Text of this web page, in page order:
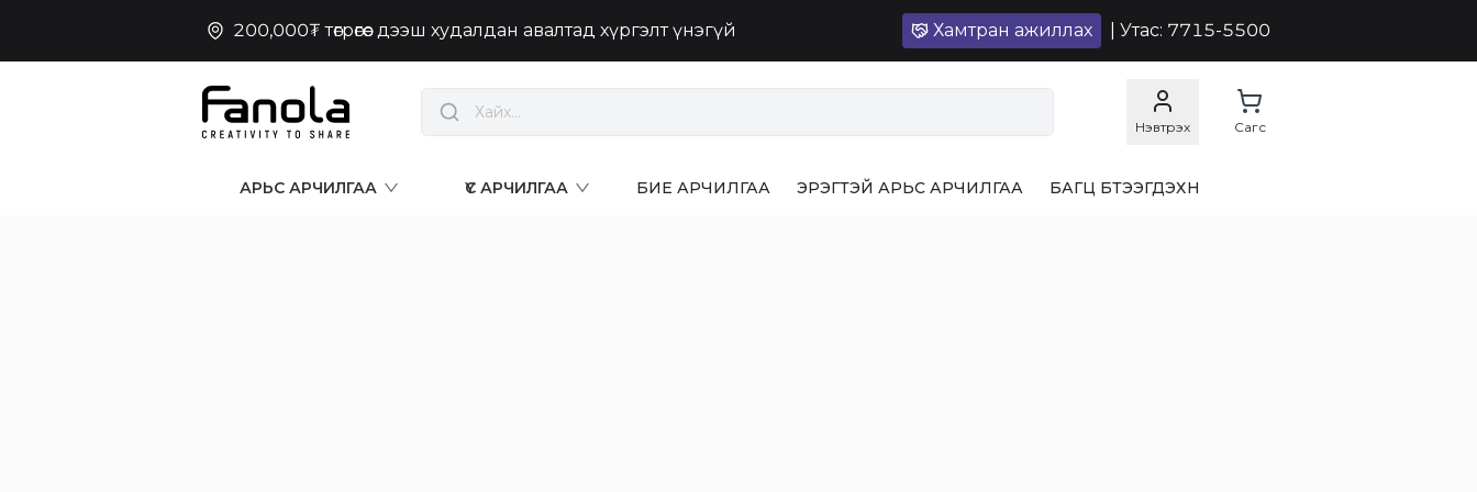
200,000₮ төгрөгөөс дээш худалдан авалтад хүргэлт үнэгүй Хамтран ажиллах | Утас: 7715-5500
Нэвтрэх Сагс
АРЬС АРЧИЛГАА ҮС АРЧИЛГАА БИЕ АРЧИЛГАА ЭРЭГТЭЙ АРЬС АРЧИЛГАА БАГЦ БҮТЭЭГДЭХҮҮН